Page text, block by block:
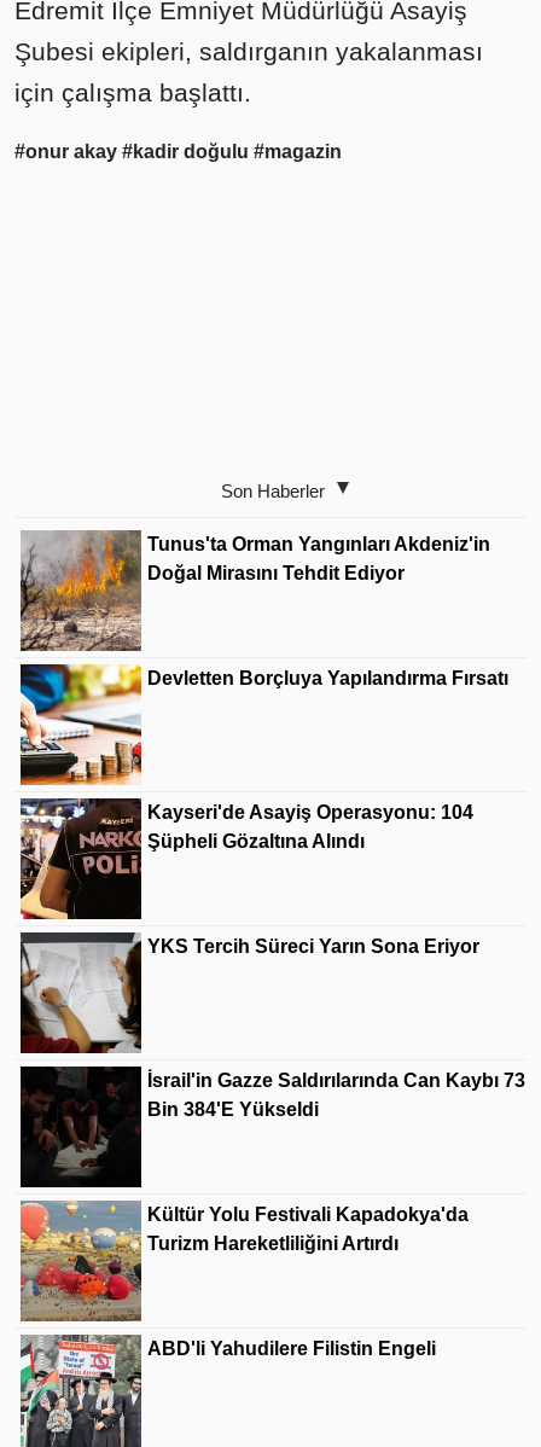
Edremit İlçe Emniyet Müdürlüğü Asayiş
Şubesi ekipleri, saldırganın yakalanması
için çalışma başlattı.
#onur akay #kadir doğulu #magazin
Son Haberler
Tunus'ta Orman Yangınları Akdeniz'in
Doğal Mirasını Tehdit Ediyor
Devletten Borçluya Yapılandırma Fırsatı
Kayseri'de Asayiş Operasyonu: 104
Şüpheli Gözaltına Alındı
YKS Tercih Süreci Yarın Sona Eriyor
İsrail'in Gazze Saldırılarında Can Kaybı 73
Bin 384'e Yükseldi
Kültür Yolu Festivali Kapadokya'da
Turizm Hareketliliğini Artırdı
ABD'li Yahudilere Filistin Engeli